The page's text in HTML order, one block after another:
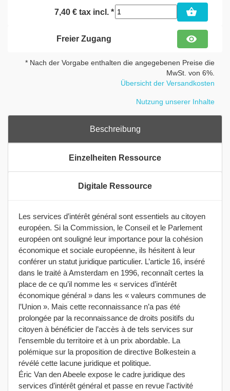
7,40 € tax incl. * shopping_basket
Freier Zugang visibility
* Nach der Vorgabe enthalten die angegebenen Preise die
MwSt. von 6%.
Übersicht der Versandkosten
Nutzung unserer Inhalte
Beschreibung
Einzelheiten Ressource
Digitale Ressource
Les services d’intérêt général sont essentiels au citoyen
européen. Si la Commission, le Conseil et le Parlement
européen ont souligné leur importance pour la cohésion
économique et sociale européenne, ils hésitent à leur
conférer un statut juridique particulier. L’article 16, inséré
dans le traité à Amsterdam en 1996, reconnaît certes la
place de ce qu’il nomme les « services d’intérêt
économique général » dans les « valeurs communes de
l’Union ». Mais cette reconnaissance n’a pas été
prolongée par la reconnaissance de droits positifs du
citoyen à bénéficier de l’accès à de tels services sur
l’ensemble du territoire et à un prix abordable. La
polémique sur la proposition de directive Bolkestein a
révélé cette lacune juridique et politique.
Éric Van den Abeele expose le cadre juridique des
services d’intérêt général et passe en revue l’activité